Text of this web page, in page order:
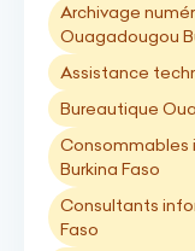
Archivage
Ouagadougou
Assistance
Bureautique
Burkina Faso
Consultants
Faso